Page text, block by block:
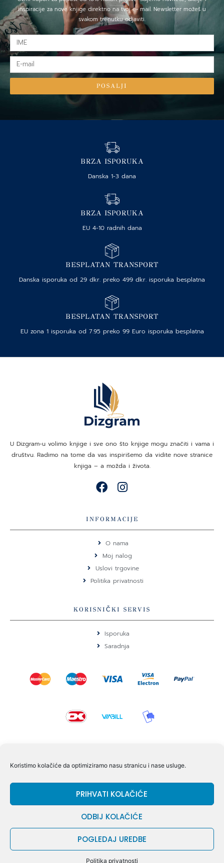
Koristimo kolačiće da optimiziramo nasu stranicu i nase usluge.
PRIHVATI KOLAČIĆE
ODBIJ KOLAČIĆE
POGLEDAJ UREDBE
Politika privatnosti
inspiracije za nove knjige direktno na tvoj e- mail. Newsletter možeš u
svakom trenutku odjaviti.
IME
E-
mail
POSALJI
BRZA ISPORUKA
Danska 1-3 dana
BRZA ISPORUKA
EU 4-10 radnih dana
BESPLATAN TRANSPORT
Danska isporuka od 29 dkr. preko 499 dkr. isporuka besplatna
BESPLATAN TRANSPORT
EU zona 1 isporuka od 7.95 preko 99 Euro isporuka besplatna
U Dizgram-u volimo knjige i sve ono što knjige mogu značiti i vama i
društvu. Radimo na tome da vas inspirišemo da vidite nove stranice
knjiga – a možda i života.
F
e
b
o
o
k
I
t
a
g
r
a
m
INFORMACIJE
O nama
Moj nalog
Uslovi trgovine
Politika privatnosti
KORISNIČKI SERVIS
Isporuka
Saradnja
Volmersvej 11 6000 Kolding Danska
+45 60609846
CVR Nr. 42779997
© DIZGRAM – 2026